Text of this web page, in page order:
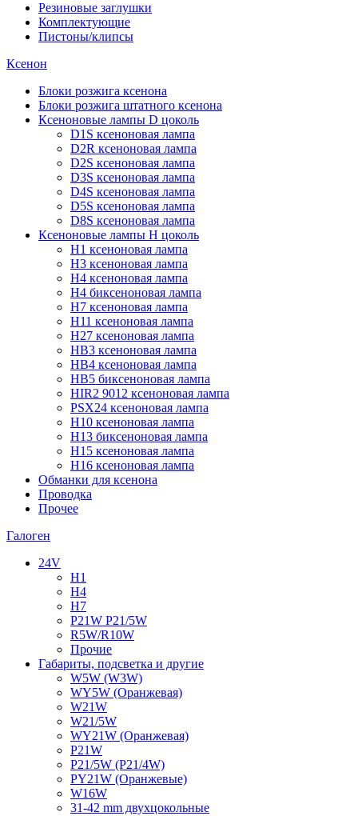
Резиновые заглушки
Комплектующие
Пистоны/клипсы
Ксенон
Блоки розжига ксенона
Блоки розжига штатного ксенона
Ксеноновые лампы D цоколь
D1S ксеноновая лампа
D2R ксеноновая лампа
D2S ксеноновая лампа
D3S ксеноновая лампа
D4S ксеноновая лампа
D5S ксеноновая лампа
D8S ксеноновая лампа
Ксеноновые лампы Н цоколь
H1 ксеноновая лампа
H3 ксеноновая лампа
H4 ксеноновая лампа
H4 биксеноновая лампа
H7 ксеноновая лампа
H11 ксеноновая лампа
H27 ксеноновая лампа
HB3 ксеноновая лампа
HB4 ксеноновая лампа
HB5 биксеноновая лампа
HIR2 9012 ксеноновая лампа
PSX24 ксеноновая лампа
H10 ксеноновая лампа
H13 биксеноновая лампа
H15 ксеноновая лампа
H16 ксеноновая лампа
Обманки для ксенона
Проводка
Прочее
Галоген
24V
H1
H4
H7
P21W P21/5W
R5W/R10W
Прочие
Габариты, подсветка и другие
W5W (W3W)
WY5W (Оранжевая)
W21W
W21/5W
WY21W (Оранжевая)
P21W
P21/5W (P21/4W)
PY21W (Оранжевые)
W16W
31-42 mm двухцокольные